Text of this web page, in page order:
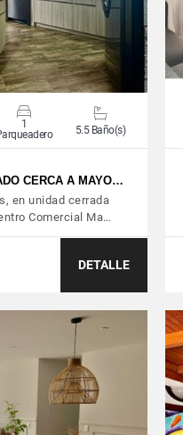
1
5.5 Baño(s)
CERCA A MAYO…
en unidad cerrada
Comercial Ma…
DETALLE